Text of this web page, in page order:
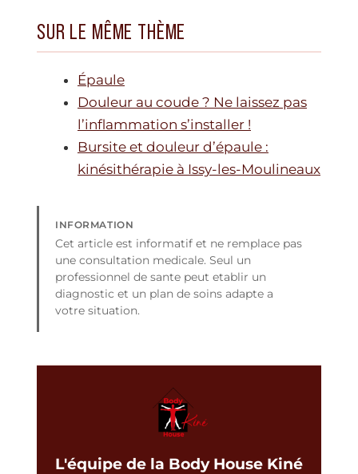
SUR LE MÊME THÈME
Épaule
Douleur au coude ? Ne laissez pas
l’inflammation s’installer !
Bursite et douleur d’épaule :
kinésithérapie à Issy-les-Moulineaux
INFORMATION
Cet article est informatif et ne remplace pas
une consultation medicale. Seul un
professionnel de sante peut etablir un
diagnostic et un plan de soins adapte a
votre situation.
L'équipe de la Body House Kiné